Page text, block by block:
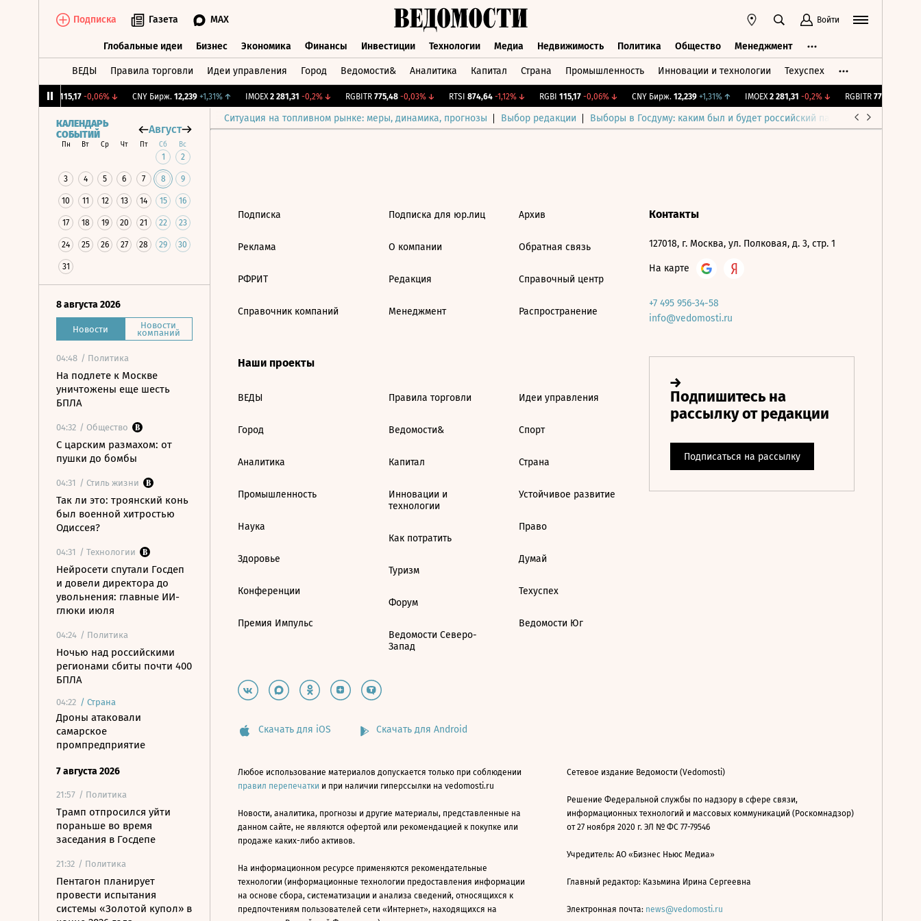
Подписка Газета MAX Войти
Глобальные идеи Бизнес Экономика Финансы Инвестиции Технологии Медиа Недвижимость Политика Общество Менеджмент
ВЕДЫ Правила торговли Идеи управления Город Ведомости& Аналитика Капитал Страна Промышленность Инновации и технологии Техуспех
115,17 -0,06%↓ CNY Бирж. 12,239 +1,31%↑ IMOEX 2 281,31 -0,2%↓ RGBITR 775,48 -0,03%↓ RTSI 874,64 -1,12%↓ RGBI 115,17 -0,06%↓ CNY Бирж. 12,239 +1,31%↑ IMOEX 2 281,31 -0,2%↓ RGBITR 775,48
Ситуация на топливном рынке: меры, динамика, прогнозы Выбор редакции Выборы в Госдуму: каким был и будет российский парламент
КАЛЕНДАРЬ
СОБЫТИЙ
Август
Пн Вт Ср Чт Пт Сб Вс
1 2
3 4 5 6 7 8 9
10 11 12 13 14 15 16
17 18 19 20 21 22 23
24 25 26 27 28 29 30
31
8 августа 2026
Новости Новости
компаний
04:48 / Политика
На подлете к Москве
уничтожены еще шесть
БПЛА
04:32 / Общество
С царским размахом: от
пушки до бомбы
04:31 / Стиль жизни
Так ли это: троянский конь
был военной хитростью
Одиссея?
04:31 / Технологии
Нейросети спутали Госдеп
и довели директора до
увольнения: главные ИИ-
глюки июля
04:24 / Политика
Ночью над российскими
регионами сбиты почти 400
БПЛА
04:22 / Страна
Дроны атаковали
самарское
промпредприятие
7 августа 2026
21:57 / Политика
Трамп отпросился уйти
пораньше во время
заседания в Госдепе
21:32 / Политика
Пентагон планирует
провести испытания
системы «Золотой купол» в
Подписка
Реклама
РФРИТ
Справочник компаний
Подписка для юр.лиц
О компании
Редакция
Менеджмент
Архив
Обратная связь
Справочный центр
Распространение
Наши проекты
ВЕДЫ
Город
Аналитика
Промышленность
Наука
Здоровье
Конференции
Премия Импульс
Правила торговли
Ведомости&
Капитал
Инновации и
технологии
Как потратить
Туризм
Форум
Ведомости Северо-
Запад
Идеи управления
Спорт
Страна
Устойчивое развитие
Право
Думай
Техуспех
Ведомости Юг
Контакты
127018, г. Москва, ул. Полковая, д. 3, стр. 1
На карте
+7 495 956-34-58
info@vedomosti.ru
Скачать для iOS Скачать для Android
Любое использование материалов допускается только при соблюдении
правил перепечатки и при наличии гиперссылки на vedomosti.ru
Новости, аналитика, прогнозы и другие материалы, представленные на
данном сайте, не являются офертой или рекомендацией к покупке или
продаже каких-либо активов.
На информационном ресурсе применяются рекомендательные
технологии (информационные технологии предоставления информации
на основе сбора, систематизации и анализа сведений, относящихся к
предпочтениям пользователей сети «Интернет», находящихся на
Сетевое издание Ведомости (Vedomosti)
Решение Федеральной службы по надзору в сфере связи,
информационных технологий и массовых коммуникаций (Роскомнадзор)
от 27 ноября 2020 г. ЭЛ № ФС 77-79546
Учредитель: АО «Бизнес Ньюс Медиа»
Главный редактор: Казьмина Ирина Сергеевна
Электронная почта: news@vedomosti.ru